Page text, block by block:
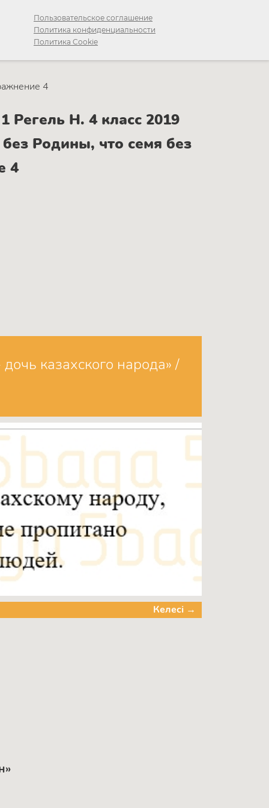
Пользовательское соглашение
Политика конфиденциальности
Политика Cookie
4
Регель Н. 4 класс 2019
Родины, что семя без
4
казахского народа» /
Келесі →